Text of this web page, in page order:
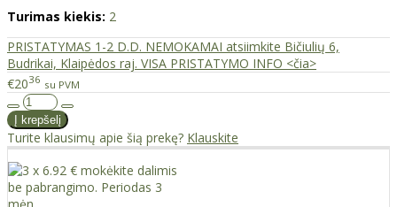
Turimas kiekis: 2
PRISTATYMAS 1-2 D.D. NEMOKAMAI atsiimkite Bičiulių 6,
Budrikai, Klaipėdos raj. VISA PRISTATYMO INFO <čia>
€2036 su PVM
Turite klausimų apie šią prekę? Klauskite